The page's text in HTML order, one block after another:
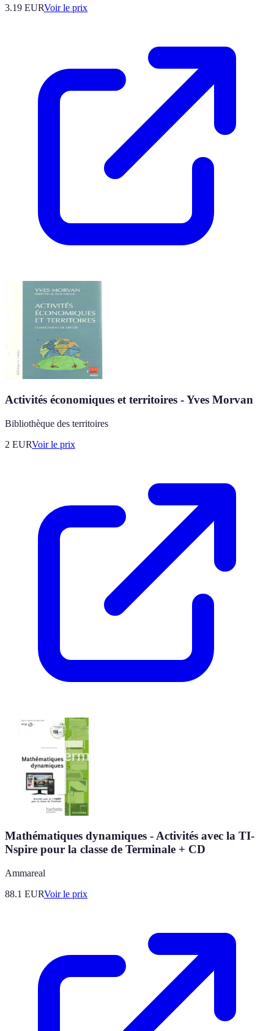
3.19 EURVoir le prix
Activités économiques et territoires - Yves Morvan
Bibliothèque des territoires
2 EURVoir le prix
Mathématiques dynamiques - Activités avec la TI-
Nspire pour la classe de Terminale + CD
Ammareal
88.1 EURVoir le prix